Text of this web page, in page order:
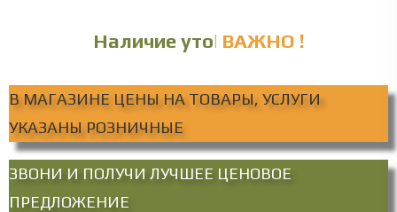
Наличие уточняйте ВАЖНО !
В МАГАЗИНЕ ЦЕНЫ НА ТОВАРЫ, УСЛУГИ
УКАЗАНЫ РОЗНИЧНЫЕ
ЗВОНИ И ПОЛУЧИ ЛУЧШЕЕ ЦЕНОВОЕ
ПРЕДЛОЖЕНИЕ